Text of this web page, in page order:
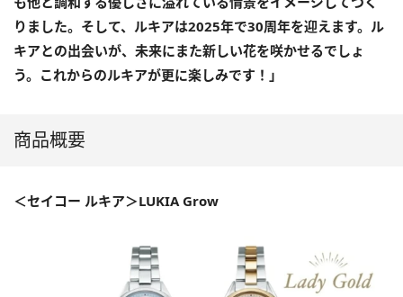
りました。そして、ルキアは2025年で30周年を迎えます。ル
キアとの出会いが、未来にまた新しい花を咲かせるでしょ
う。これからのルキアが更に楽しみです！」
商品概要
＜セイコー ルキア＞LUKIA Grow